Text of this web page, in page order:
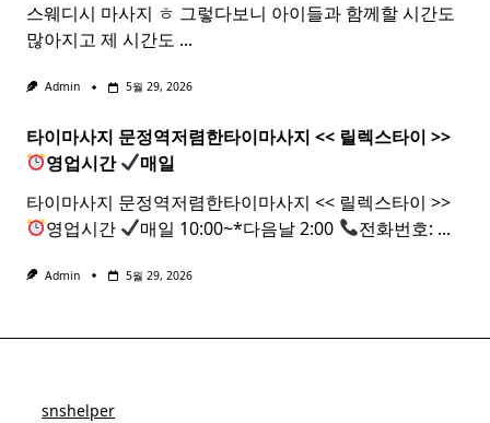
스웨디시 마사지 ㅎ 그렇다보니 아이들과 함께할 시간도
많아지고 제 시간도 ...
Admin 5월 29, 2026
타이마사지 문정역저렴한타이마사지 << 릴렉스타이 >>
영업시간
매일
타이마사지 문정역저렴한타이마사지 << 릴렉스타이 >>
영업시간
매일 10:00~*다음날 2:00 전화번호: ...
Admin 5월 29, 2026
snshelper